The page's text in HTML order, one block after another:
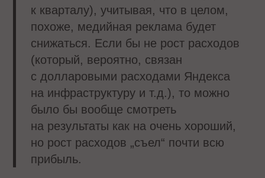
к кварталу), учитывая, что в целом,
похоже, медийная реклама будет
снижаться. Если бы не рост расходов
(который, вероятно, связан
с долларовыми расходами Яндекса
на инфраструктуру и т.д.), то можно
было бы вообще смотреть
на результаты как на очень хороший,
но рост расходов „съел“ почти всю
прибыль.